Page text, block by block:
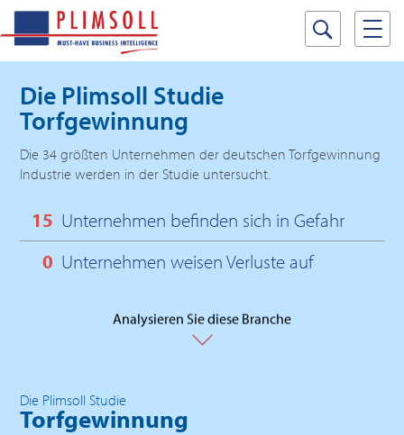
Die Plimsoll Studie
Torfgewinnung
Die 34 größten Unternehmen der deutschen Torfgewinnung
Industrie werden in der Studie untersucht.
15 Unternehmen befinden sich in Gefahr
0 Unternehmen weisen Verluste auf
Analysieren Sie diese Branche
Die Plimsoll Studie
Torfgewinnung